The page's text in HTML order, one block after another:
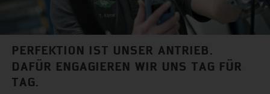
PERFEKTION IST UNSER ANTRIEB.
DAFÜR ENGAGIEREN WIR UNS TAG FÜR
TAG.